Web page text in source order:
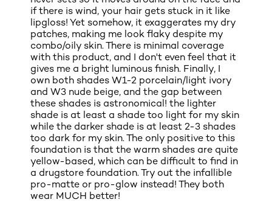
if there is wind, your hair gets stuck in it like
lipgloss! Yet somehow, it exaggerates my dry
patches, making me look flaky despite my
combo/oily skin. There is minimal coverage
with this product, and I don't even feel that it
gives me a bright luminous finish. Finally, I
own both shades W1-2 porcelain/light ivory
and W3 nude beige, and the gap between
these shades is astronomical! the lighter
shade is at least a shade too light for my skin
while the darker shade is at least 2-3 shades
too dark for my skin. The only positive to this
foundation is that the warm shades are quite
yellow-based, which can be difficult to find in
a drugstore foundation. Try out the infallible
pro-matte or pro-glow instead! They both
wear MUCH better!